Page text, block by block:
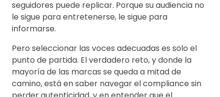
seguidores puede replicar. Porque su audiencia no
le sigue para entretenerse, le sigue para
informarse.
Pero seleccionar las voces adecuadas es solo el
punto de partida. El verdadero reto, y donde la
mayoría de las marcas se queda a mitad de
camino, está en saber navegar el compliance sin